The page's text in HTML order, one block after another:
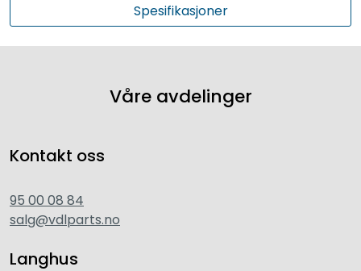
Spesifikasjoner
Våre avdelinger
Kontakt oss
95 00 08 84
salg@vdlparts.no
Langhus